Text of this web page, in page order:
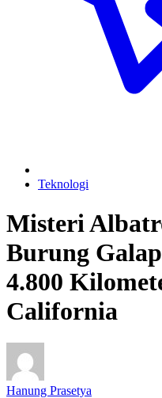
Teknologi
Misteri
Burung
4.800
California
Hanung Prasetya